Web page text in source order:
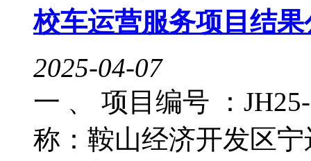
校车运营服务项目结果
2025-04-07
一 、 项目编号 ：
称：鞍山经济开发区